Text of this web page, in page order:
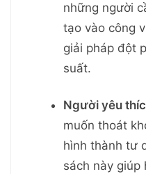
những người
tạo vào công
giải pháp đột
suất.
Người yêu
muốn thoát
hình thành tư
sách này giúp